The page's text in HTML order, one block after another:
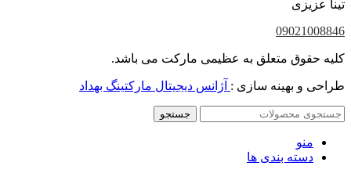
تینا عزیزی
09021008846
کلیه حقوق متعلق به عظیمی مارکت می باشد.
طراحی و بهینه سازی : آژانس دیجیتال مارکتینگ بهداد
جستجو
منو
دسته بندی ها